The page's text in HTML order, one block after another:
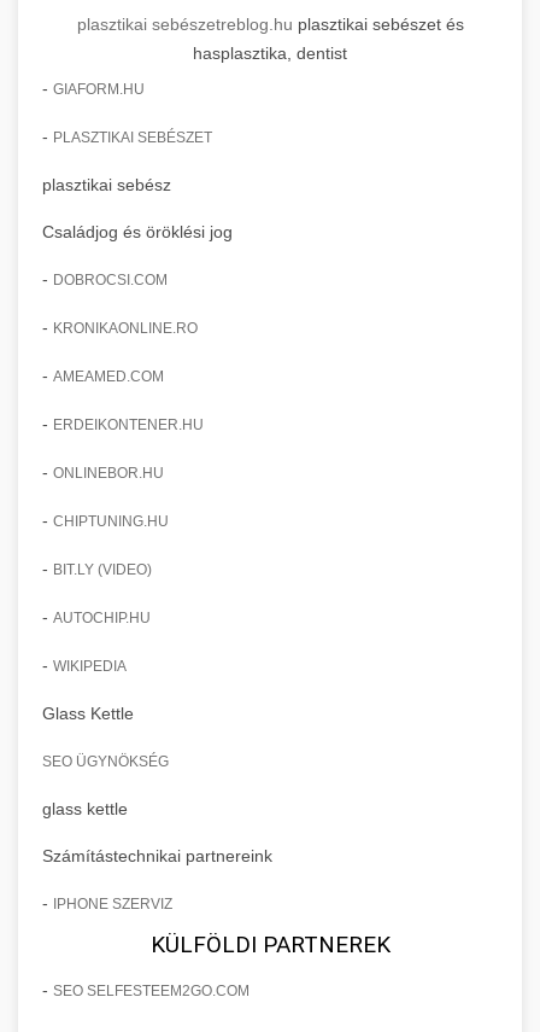
plasztikai sebészetreblog.hu plasztikai sebészet és
hasplasztika, dentist
- GIAFORM.HU
- PLASZTIKAI SEBÉSZET
plasztikai sebész
Családjog és öröklési jog
- DOBROCSI.COM
- KRONIKAONLINE.RO
- AMEAMED.COM
- ERDEIKONTENER.HU
- ONLINEBOR.HU
- CHIPTUNING.HU
- BIT.LY (VIDEO)
- AUTOCHIP.HU
- WIKIPEDIA
Glass Kettle
SEO ÜGYNÖKSÉG
glass kettle
Számítástechnikai partnereink
- IPHONE SZERVIZ
KÜLFÖLDI PARTNEREK
- SEO SELFESTEEM2GO.COM